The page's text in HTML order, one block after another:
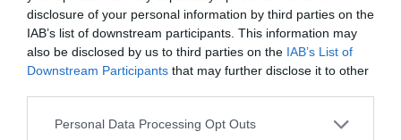
disclosure of your personal information by third parties on the
IAB’s list of downstream participants. This information may
also be disclosed by us to third parties on the IAB’s List of
Downstream Participants that may further disclose it to other
Personal Data Processing Opt Outs
για συμβολικό παιχνίδι, όλα κατασκευασμένα για να
αντέχουν στη σκληρή χρήση σε σχολικά
περιβάλλοντα. Κάθε προϊόν συμμορφώνεται αυστηρά
με τα ευρωπαϊκά πρότυπα ασφαλείας και τις
περιβαλλοντικές προδιαγραφές (βιώσιμη υλοτομία,
βιοδιασπώμενα υλικά). Η επιλογή της Nathan για τον
εγγυάται αξιοπιστία, παιδαγωγική αρτιότητα και μια